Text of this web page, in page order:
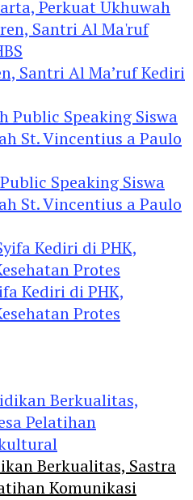
Perkuat Ukhuwah
Santri Al Ma’ruf Kediri
Speaking Siswa
St. Vincentius a Paulo
Kediri di PHK,
Protes
Berkualitas, Sastra
Komunikasi